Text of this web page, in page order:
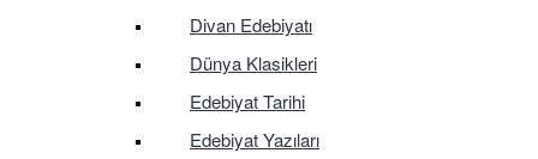
Divan Edebiyatı
Dünya Klasikleri
Edebiyat Tarihi
Edebiyat Yazıları